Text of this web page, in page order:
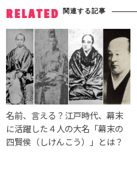
RELATED 関連する記事
名前、言える？江戸時代、幕末
に活躍した４人の大名「幕末の
四賢侯（しけんこう）」とは？